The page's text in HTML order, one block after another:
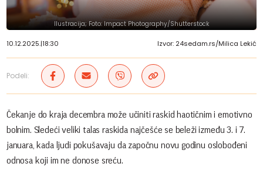
Ilustracija; Foto: Impact Photography/Shutterstock
10.12.2025.|18:30 Izvor: 24sedam.rs/Milica Lekić
Podeli:
Čekanje do kraja decembra može učiniti raskid haotičnim i emotivno
bolnim. Sledeći veliki talas raskida najčešće se beleži između 3. i 7.
januara, kada ljudi pokušavaju da započnu novu godinu oslobođeni
odnosa koji im ne donose sreću.